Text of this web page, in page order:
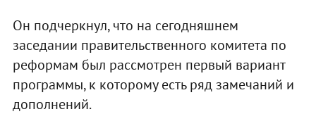
Он подчеркнул, что на сегодняшнем
заседании правительственного комитета по
реформам был рассмотрен первый вариант
программы, к которому есть ряд замечаний и
дополнений.